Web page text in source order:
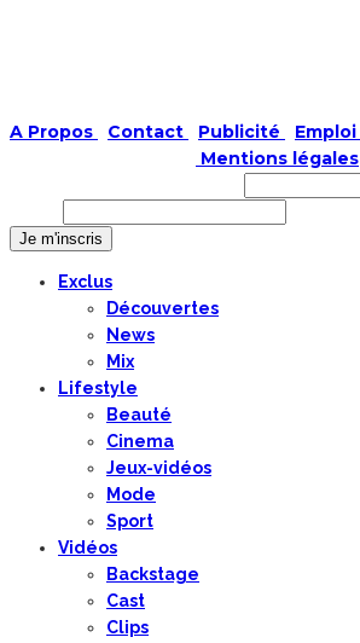
A Propos Contact Publicité Emploi
Mentions légales
Exclus
Découvertes
News
Mix
Lifestyle
Beauté
Cinema
Jeux-vidéos
Mode
Sport
Vidéos
Backstage
Cast
Clips